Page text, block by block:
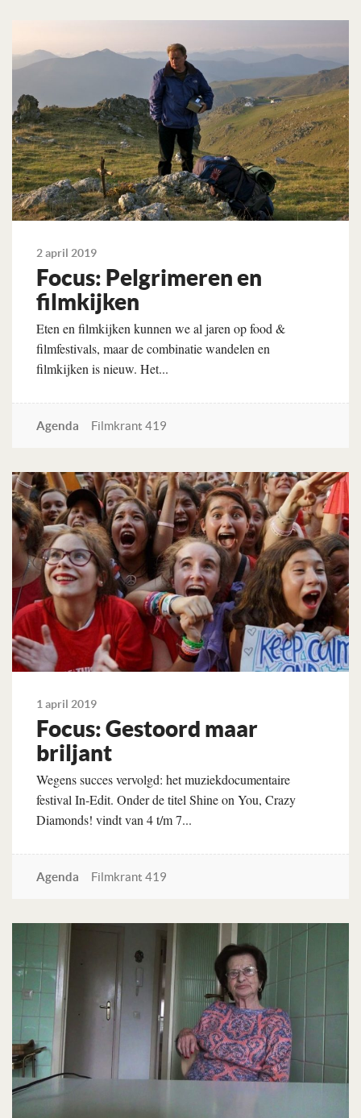
2 april 2019
Focus: Pelgrimeren en
filmkijken
Eten en filmkijken kunnen we al jaren op food &
filmfestivals, maar de combinatie wandelen en
filmkijken is nieuw. Het...
Agenda Filmkrant 419
Lees verder
1 april 2019
Focus: Gestoord maar
briljant
Wegens succes vervolgd: het muziekdocumentaire
festival In-Edit. Onder de titel Shine on You, Crazy
Diamonds! vindt van 4 t/m 7...
Agenda Filmkrant 419
Lees verder